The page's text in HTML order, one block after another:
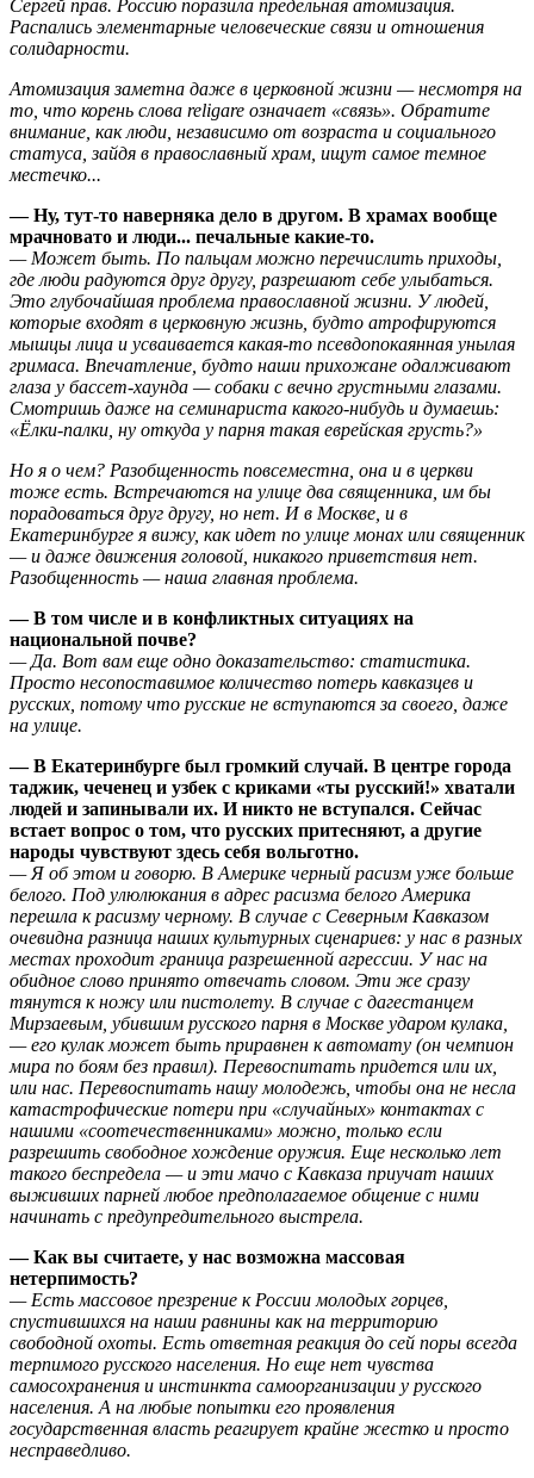
Сергей прав. Россию поразила предельная атомизация.
Распались элементарные человеческие связи и отношения
солидарности.
Атомизация заметна даже в церковной жизни — несмотря на
то, что корень слова religare означает «связь». Обратите
внимание, как люди, независимо от возраста и социального
статуса, зайдя в православный храм, ищут самое темное
местечко...
— Ну, тут-то наверняка дело в другом. В храмах вообще
мрачновато и люди... печальные какие-то.
— Может быть. По пальцам можно перечислить приходы,
где люди радуются друг другу, разрешают себе улыбаться.
Это глубочайшая проблема православной жизни. У людей,
которые входят в церковную жизнь, будто атрофируются
мышцы лица и усваивается какая-то псевдопокаянная унылая
гримаса. Впечатление, будто наши прихожане одалживают
глаза у бассет-хаунда — собаки с вечно грустными глазами.
Смотришь даже на семинариста какого-нибудь и думаешь:
«Ёлки-палки, ну откуда у парня такая еврейская грусть?»
Но я о чем? Разобщенность повсеместна, она и в церкви
тоже есть. Встречаются на улице два священника, им бы
порадоваться друг другу, но нет. И в Москве, и в
Екатеринбурге я вижу, как идет по улице монах или священник
— и даже движения головой, никакого приветствия нет.
Разобщенность — наша главная проблема.
— В том числе и в конфликтных ситуациях на
национальной почве?
— Да. Вот вам еще одно доказательство: статистика.
Просто несопоставимое количество потерь кавказцев и
русских, потому что русские не вступаются за своего, даже
на улице.
— В Екатеринбурге был громкий случай. В центре города
таджик, чеченец и узбек с криками «ты русский!» хватали
людей и запинывали их. И никто не вступался. Сейчас
встает вопрос о том, что русских притесняют, а другие
народы чувствуют здесь себя вольготно.
— Я об этом и говорю. В Америке черный расизм уже больше
белого. Под улюлюкания в адрес расизма белого Америка
перешла к расизму черному. В случае с Северным Кавказом
очевидна разница наших культурных сценариев: у нас в разных
местах проходит граница разрешенной агрессии. У нас на
обидное слово принято отвечать словом. Эти же сразу
тянутся к ножу или пистолету. В случае с дагестанцем
Мирзаевым, убившим русского парня в Москве ударом кулака,
— его кулак может быть приравнен к автомату (он чемпион
мира по боям без правил). Перевоспитать придется или их,
или нас. Перевоспитать нашу молодежь, чтобы она не несла
катастрофические потери при «случайных» контактах с
нашими «соотечественниками» можно, только если
разрешить свободное хождение оружия. Еще несколько лет
такого беспредела — и эти мачо с Кавказа приучат наших
выживших парней любое предполагаемое общение с ними
начинать с предупредительного выстрела.
— Как вы считаете, у нас возможна массовая
нетерпимость?
— Есть массовое презрение к России молодых горцев,
спустившихся на наши равнины как на территорию
свободной охоты. Есть ответная реакция до сей поры всегда
терпимого русского населения. Но еще нет чувства
самосохранения и инстинкта самоорганизации у русского
населения. А на любые попытки его проявления
государственная власть реагирует крайне жестко и просто
несправедливо.